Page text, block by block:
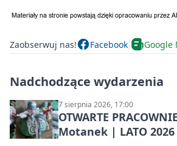
Zaobserwuj nas! Facebook Google
Nadchodzące wydarzenia
7 sierpnia 2026, 17:00
OTWARTE
Motanek | LATO 2026